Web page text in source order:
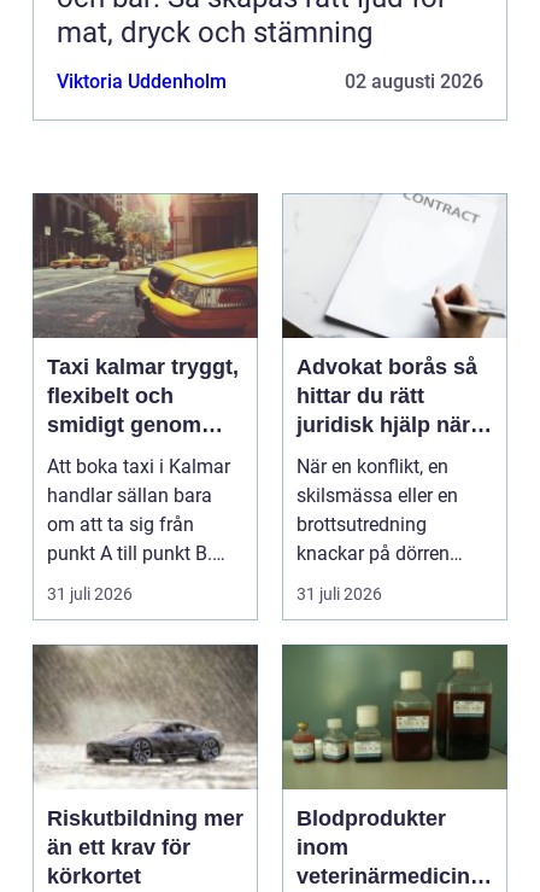
mat, dryck och stämning
Viktoria Uddenholm 02 augusti 2026
Taxi kalmar tryggt,
flexibelt och
smidigt genom
hela resan
Att boka taxi i Kalmar
handlar sällan bara
om att ta sig från
punkt A till punkt B.
För många är res...
31 juli 2026
Advokat borås så
hittar du rätt
juridisk hjälp när
livet krånglar
När en konflikt, en
skilsmässa eller en
brottsutredning
knackar på dörren
förändras vardagen
snabbt....
31 juli 2026
Riskutbildning mer
än ett krav för
körkortet
Blodprodukter
inom
veterinärmedicin